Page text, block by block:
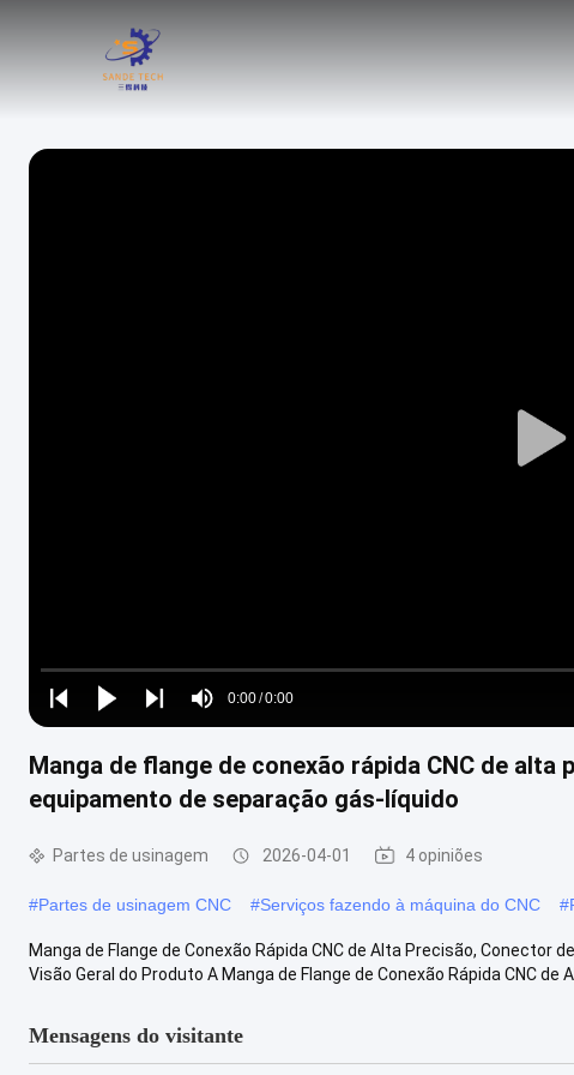
Play
Play
Play
Mute
Time
0:00/0:00
Loaded:
0%
Manga de flange de conexão rápida CNC de
equipamento de separação gás-líquido
Partes de usinagem 2026-04-01 4 opiniões
#Partes de usinagem CNC #Serviços fazendo à máquina do CNC #
Manga de Flange de Conexão Rápida CNC de Alta Precisão, Conector
Visão Geral do Produto A Manga de Flange de Conexão Rápida CNC de
Mensagens do visitante